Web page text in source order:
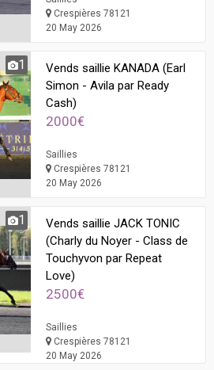
Crespières 78121
20 May 2026
1
Vends saillie KANADA (Earl
Simon - Avila par Ready
Cash)
2000€
Saillies
Crespières 78121
20 May 2026
1
Vends saillie JACK TONIC
(Charly du Noyer - Class de
Touchyvon par Repeat
Love)
2500€
Saillies
Crespières 78121
20 May 2026